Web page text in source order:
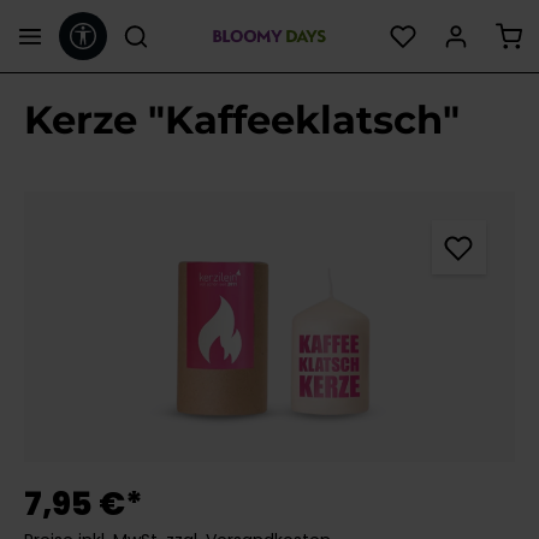
springenWerkzeugleiste anzeigen
Kerze "Kaffeeklatsch"
7,95 €*